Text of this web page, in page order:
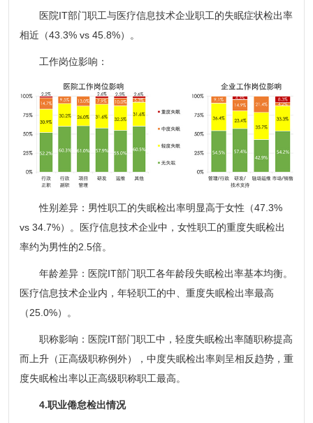
医院IT部门职工与医疗信息技术企业职工的失眠症状检出率
相近（43.3% vs 45.8%）。
工作岗位影响：
性别差异：男性职工的失眠检出率明显高于女性（47.3%
vs 34.7%）。医疗信息技术企业中，女性职工的重度失眠检出
率约为男性的2.5倍。
年龄差异：医院IT部门职工各年龄段失眠检出率基本均衡。
医疗信息技术企业内，年轻职工的中、重度失眠检出率最高
（25.0%）。
职称影响：医院IT部门职工中，轻度失眠检出率随职称提高
而上升（正高级职称例外），中度失眠检出率则呈相反趋势，重
度失眠检出率以正高级职称职工最高。
4.职业倦怠检出情况